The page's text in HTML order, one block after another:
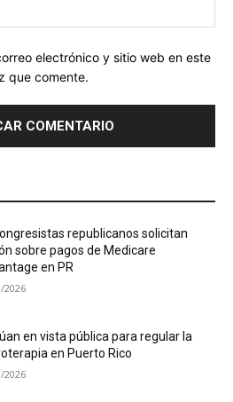
electrónico y sitio web en este
que comente.
republicanos solicitan
sobre pagos de Medicare
en PR
2026
en vista pública para regular la
en Puerto Rico
2026